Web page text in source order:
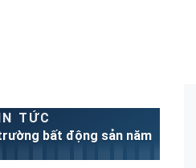
TỨC
bất động sản năm